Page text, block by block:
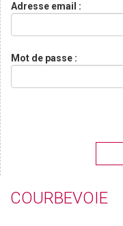
Adresse email :
Mot de passe :
COURBEVOIE